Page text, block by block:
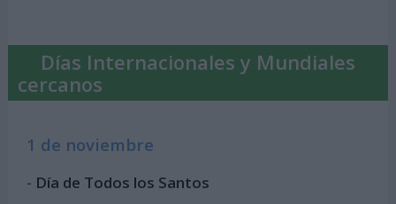
Días Internacionales y Mundiales
cercanos
1 de noviembre
- Día de Todos los Santos